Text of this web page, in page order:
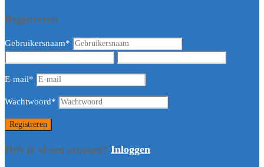
Registreren
Gebruikersnaam*
E-mail*
Wachtwoord*
Heb je al een account? Inloggen